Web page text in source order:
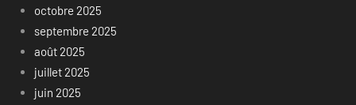
octobre 2025
septembre 2025
août 2025
juillet 2025
juin 2025